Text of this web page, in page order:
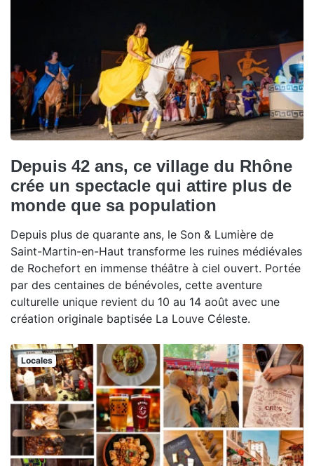
Depuis 42 ans, ce village du Rhône
crée un spectacle qui attire plus de
monde que sa population
Depuis plus de quarante ans, le Son & Lumière de
Saint-Martin-en-Haut transforme les ruines médiévales
de Rochefort en immense théâtre à ciel ouvert. Portée
par des centaines de bénévoles, cette aventure
culturelle unique revient du 10 au 14 août avec une
création originale baptisée La Louve Céleste.
Locales